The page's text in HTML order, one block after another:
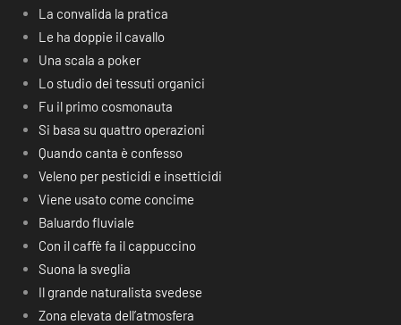
La convalida la pratica
Le ha doppie il cavallo
Una scala a poker
Lo studio dei tessuti organici
Fu il primo cosmonauta
Si basa su quattro operazioni
Quando canta è confesso
Veleno per pesticidi e insetticidi
Viene usato come concime
Baluardo fluviale
Con il caffè fa il cappuccino
Suona la sveglia
Il grande naturalista svedese
Zona elevata dell’atmosfera